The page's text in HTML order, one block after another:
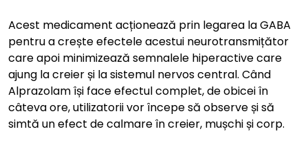
Acest medicament acționează prin legarea la GABA
pentru a crește efectele acestui neurotransmițător
care apoi minimizează semnalele hiperactive care
ajung la creier și la sistemul nervos central. Când
Alprazolam își face efectul complet, de obicei în
câteva ore, utilizatorii vor începe să observe și să
simtă un efect de calmare în creier, mușchi și corp.